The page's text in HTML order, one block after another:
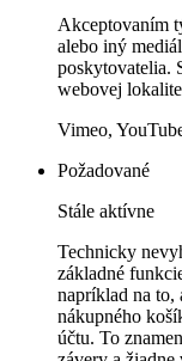
Akceptovaním
alebo iný
poskytovatelia.
webovej
Vimeo,
Požadované
Stále aktívne
Technicky
základné
napríklad na
nákupného
účtu. To